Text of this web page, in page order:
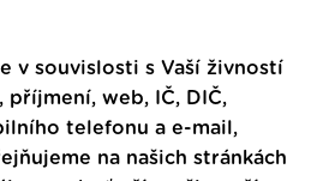
v souvislosti s Vaší živností
příjmení, web, IČ, DIČ,
telefonu a e-mail,
na našich stránkách